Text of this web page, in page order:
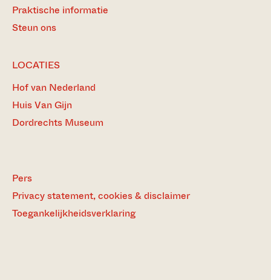
Praktische informatie
Steun ons
LOCATIES
Hof van Nederland
Huis Van Gijn
Dordrechts Museum
Pers
Privacy statement, cookies & disclaimer
Toegankelijkheidsverklaring